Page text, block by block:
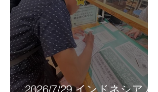
2026/7/29 インドネシア人